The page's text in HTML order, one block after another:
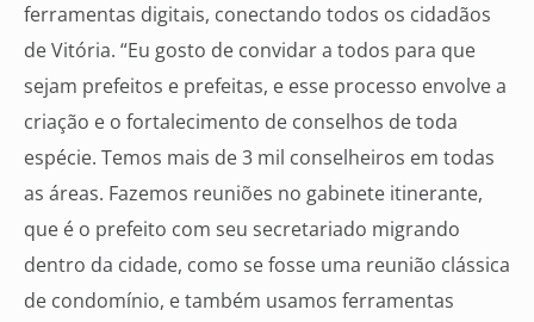
ferramentas digitais, conectando todos os cidadãos
de Vitória. “Eu gosto de convidar a todos para que
sejam prefeitos e prefeitas, e esse processo envolve a
criação e o fortalecimento de conselhos de toda
espécie. Temos mais de 3 mil conselheiros em todas
as áreas. Fazemos reuniões no gabinete itinerante,
que é o prefeito com seu secretariado migrando
dentro da cidade, como se fosse uma reunião clássica
de condomínio, e também usamos ferramentas